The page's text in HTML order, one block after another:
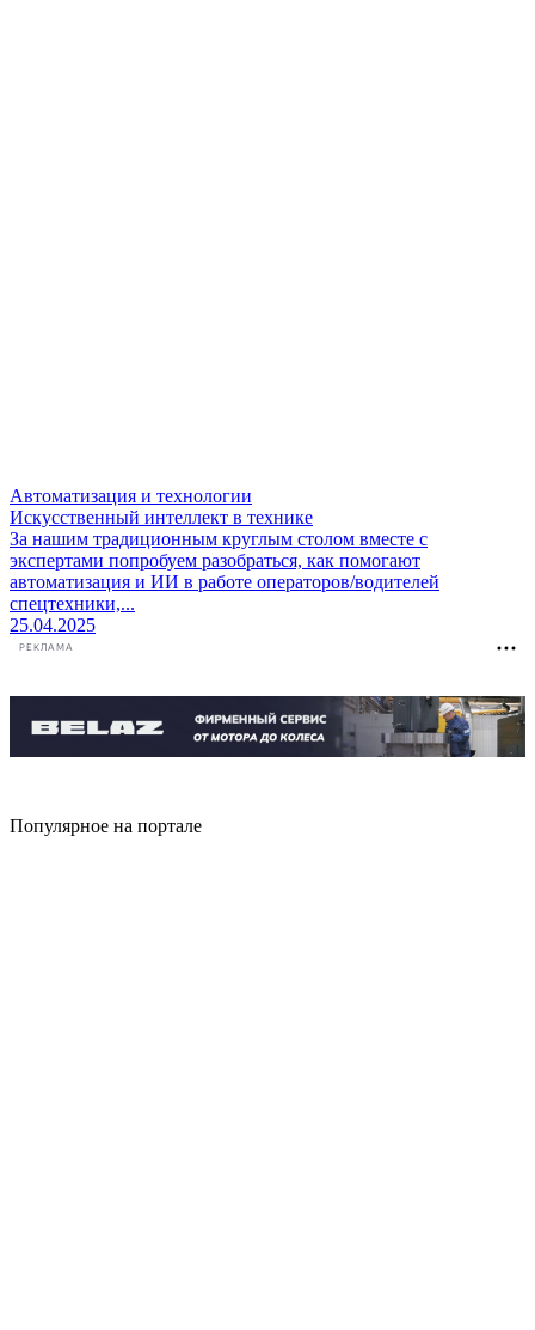
Автоматизация и технологии
Искусственный интеллект в технике
За нашим традиционным круглым столом вместе с
экспертами попробуем разобраться, как помогают
автоматизация и ИИ в работе операторов/водителей
спецтехники,...
25.04.2025
РЕКЛАМА
Популярное на портале